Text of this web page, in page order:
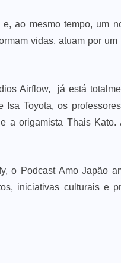
ao mesmo tempo, um
vidas, atuam por
Airflow, já está
Isa Toyota, os
a origamista Thais
o Podcast Amo Japão
iniciativas culturais e